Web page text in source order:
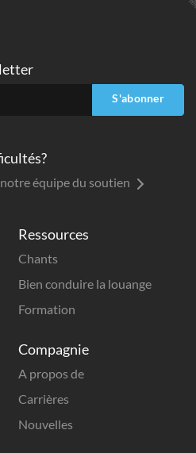
Ressources
Chants
Bien conduire la louange
Formation
Compagnie
A propos de
Carrières
Nouvelles
S'abonner
équipe du soutien